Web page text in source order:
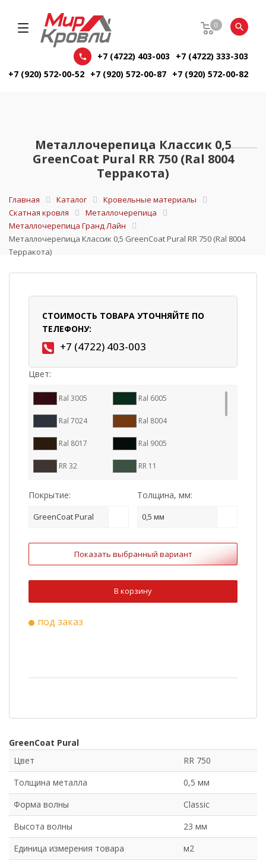
0
+7 (4722) 403-003
+7 (4722) 333-303
+7 (920) 572-00-52 +7 (920) 572-00-87 +7 (920) 572-00-82
Металлочерепица Классик 0,5
GreenCoat Pural RR 750 (Ral 8004
Терракота)
Главная Каталог
Кровельные материалы
Скатная кровля
Металлочерепица
Металлочерепица Гранд Лайн
Металлочерепица Классик 0,5 GreenCoat Pural RR 750 (Ral 8004
Терракота)
СТОИМОСТЬ ТОВАРА УТОЧНЯЙТЕ ПО
ТЕЛЕФОНУ:
+7 (4722) 403-003
Цвет:
Ral 3005 Ral 6005
Ral 7024 Ral 8004
Ral 8017 Ral 9005
RR 32 RR 11
Ral 3009 Ral 6020
Ral 8022 Ral 9003
Ral 1015 Ral 3011
Ral 5005
Покрытие:
GreenCoat Pural
Толщина, мм:
0,5 мм
Показать выбранный вариант
В корзину
под заказ
GreenCoat Pural
Цвет
RR 750
Толщина металла
0,5 мм
Форма волны
Classic
Высота волны
23 мм
Единица измерения товара
м2